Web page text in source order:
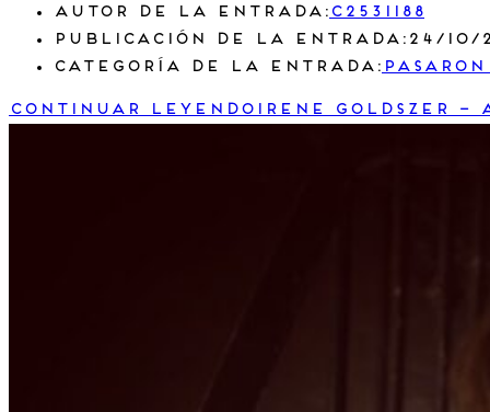
Autor de la entrada: c2531188
Publicación de la entrada: 24/10/
Categoría de la entrada:
Continuar leyendo Irene Goldszer –